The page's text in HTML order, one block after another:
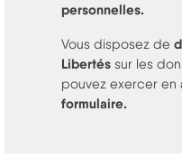
personnelles.
Vous disposez de
Libertés sur les
pouvez exercer en
formulaire.